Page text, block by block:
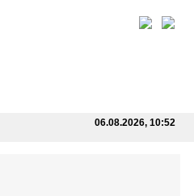
06.08.2026, 10:52